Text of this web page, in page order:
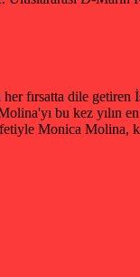
fırsatta dile getiren
bu kez yılın
Monica